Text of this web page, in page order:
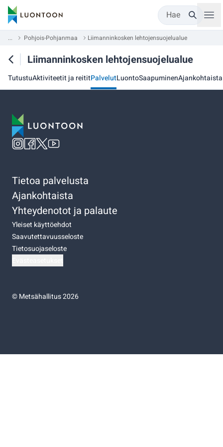
Hae
... Pohjois-Pohjanmaa Liimanninkosken lehtojensuojelualue
Liimanninkosken lehtojensuojelualue
TutustuAktiviteetit ja reititPalvelutLuontoSaapuminenAjankohtaista
Tietoa palvelusta
Ajankohtaista
Yhteydenotot ja palaute
Yleiset käyttöehdot
Saavutettavuusseloste
Tietosuojaseloste
©Metsähallitus 2026